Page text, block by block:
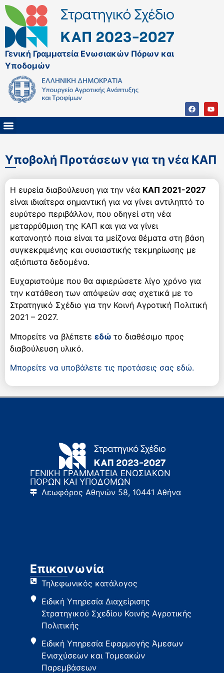
Γενική Γραμματεία Ενωσιακών Πόρων και
Υποδομών
Υποβολή Προτάσεων για τη νέα ΚΑΠ
Η ευρεία διαβούλευση για την νέα ΚΑΠ 2021-2027
είναι ιδιαίτερα σημαντική για να γίνει αντιληπτό το
ευρύτερο περιβάλλον, που οδηγεί στη νέα
μεταρρύθμιση της ΚΑΠ και για να γίνει
κατανοητό ποια είναι τα μείζονα θέματα στη βάση
συγκεκριμένης και ουσιαστικής τεκμηρίωσης με
αξιόπιστα δεδομένα.
Ευχαριστούμε​ που θα αφιερώσετε λίγο χρόνο για
την κατάθεση των απόψεών σας σχετικά με το
Στρατηγικό Σχέδιο για την Κοινή Αγροτική Πολιτική
2021 – 2027.
Μπορείτε να βλέπετε εδώ το διαθέσιμο προς
διαβούλευση υλικό.
Μπορείτε να υποβάλετε τις προτάσεις σας εδώ.
ΓΕΝΙΚΗ ΓΡΑΜΜΑΤΕΙΑ ΕΝΩΣΙΑΚΩΝ
ΠΟΡΩΝ ΚΑΙ ΥΠΟΔΟΜΩΝ
Λεωφόρος Αθηνών 58, 10441 Αθήνα
Επικοινωνία
Τηλεφωνικός κατάλογος
Ειδική Υπηρεσία Διαχείρισης
Στρατηγικού Σχεδίου Κοινής Αγροτικής
Πολιτικής
Ειδική Υπηρεσία Εφαρμογής Άμεσων
Ενισχύσεων και Τομεακών
Παρεμβάσεων